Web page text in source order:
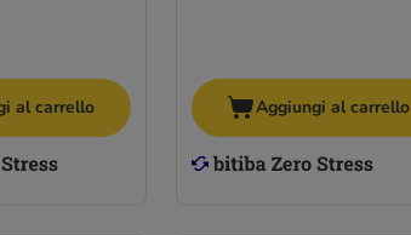
al carrello Aggiungi al carrello